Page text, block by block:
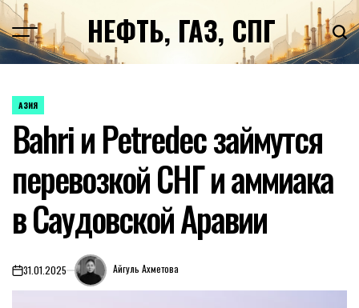
Перейти
к
содержимомуНЕФТЬ, ГАЗ, СПГ
ОПУБЛИКОВАНО
АЗИЯ
Bahri и Petredec займутся
перевозкой СНГ и аммиака
в Саудовской Аравии
on31.01.2025 Айгуль Ахметова